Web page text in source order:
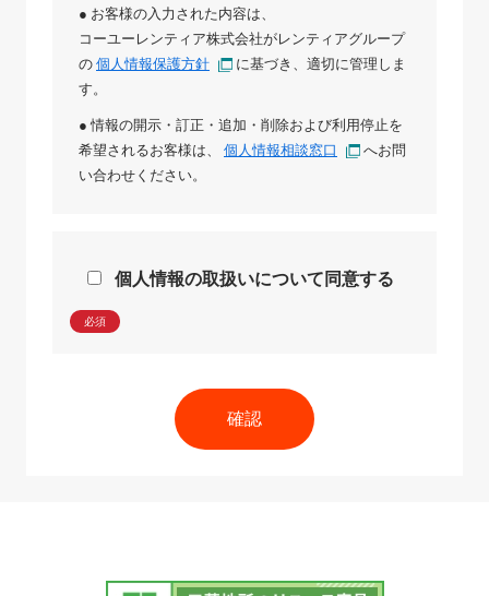
● お客様の入力された内容は、
コーユーレンティア株式会社がレンティアグループ
の 個人情報保護方針
に基づき、適切に管理しま
す。
● 情報の開示・訂正・追加・削除および利用停止を
希望されるお客様は、 個人情報相談窓口
へお問
い合わせください。
個人情報の取扱いについて同意する
必須